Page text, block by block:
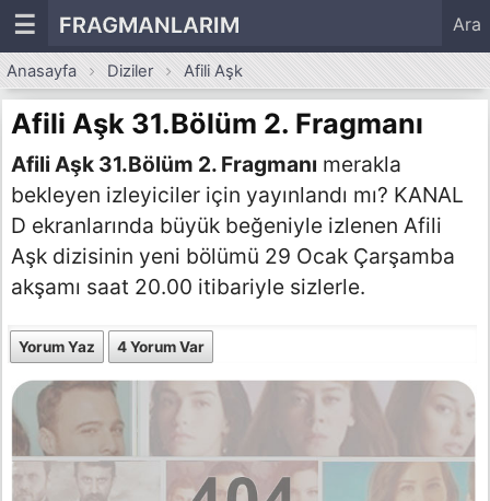
☰ FRAGMANLARIM Ara
Anasayfa Diziler Afili Aşk
Afili Aşk 31.Bölüm 2. Fragmanı
Afili Aşk 31.Bölüm 2. Fragmanı merakla
bekleyen izleyiciler için yayınlandı mı? KANAL
D ekranlarında büyük beğeniyle izlenen Afili
Aşk dizisinin yeni bölümü 29 Ocak Çarşamba
akşamı saat 20.00 itibariyle sizlerle.
Yorum Yaz 4 Yorum Var